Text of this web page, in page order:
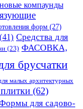
компаунды
форм (27)
(41) Средства для
(23) ФАСОВКА,
брусчатки
малых архитектурных
(62)
для садово-